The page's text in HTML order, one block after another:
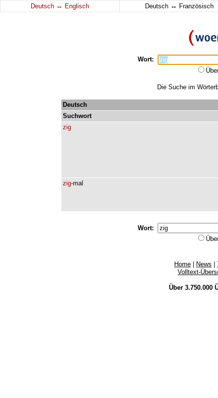
Deutsch ↔ Englisch Deutsch ↔ Französisch
Wort:
Die Suche im
Deutsch
Suchwort
zig
zig-mal
Wort:
Home News
Volltext-
Über 3.750.000